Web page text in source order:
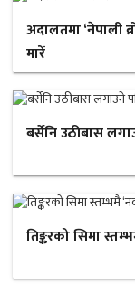
अदालतमा ‘नेपाली
मारें
बर्सेनि उठीबास
तिङ्करको सिमा